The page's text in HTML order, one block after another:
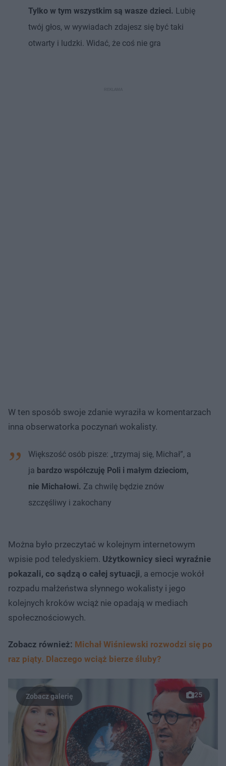
Tylko w tym wszystkim są wasze dzieci. Lubię
twój głos, w wywiadach zdajesz się być taki
otwarty i ludzki. Widać, że coś nie gra
W ten sposób swoje zdanie wyraziła w komentarzach
inna obserwatorka poczynań wokalisty.
Większość osób pisze: „trzymaj się, Michał”, a
ja bardzo współczuję Poli i małym dzieciom,
nie Michałowi. Za chwilę będzie znów
szczęśliwy i zakochany
Można było przeczytać w kolejnym internetowym
wpisie pod teledyskiem. Użytkownicy sieci wyraźnie
pokazali, co sądzą o całej sytuacji, a emocje wokół
rozpadu małżeństwa słynnego wokalisty i jego
kolejnych kroków wciąż nie opadają w mediach
społecznościowych.
Zobacz również: Michał Wiśniewski rozwodzi się po
raz piąty. Dlaczego wciąż bierze śluby?
25